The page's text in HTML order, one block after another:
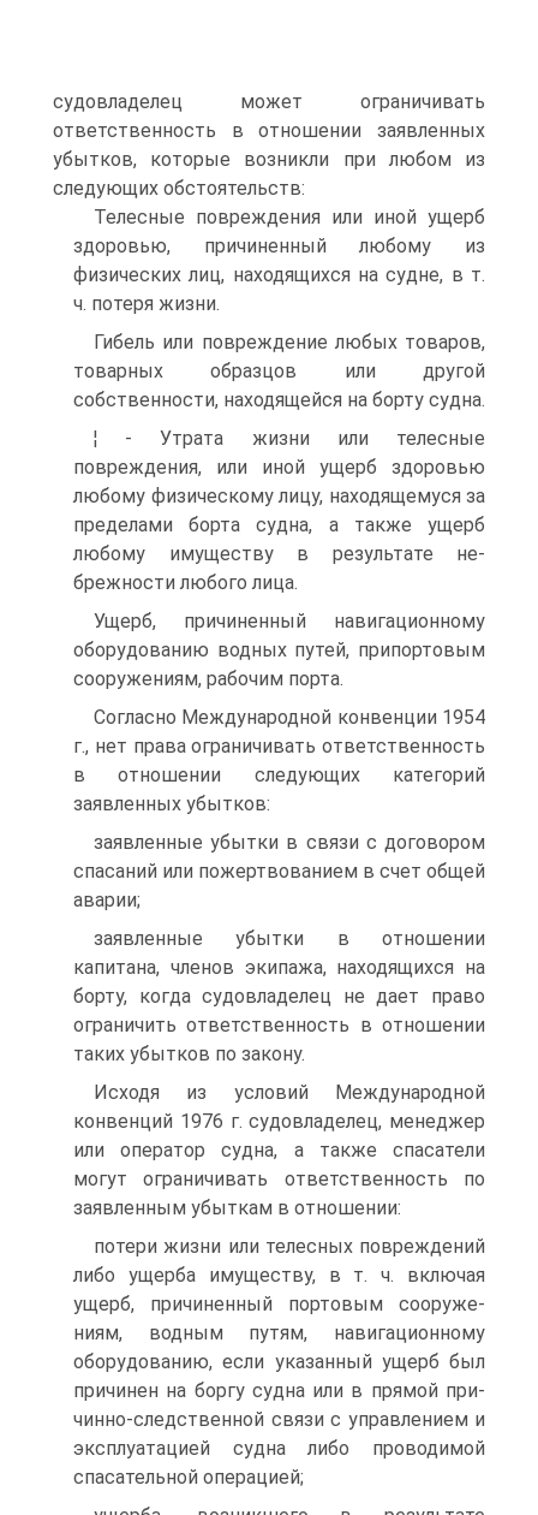
судовладелец может ограничивать
ответственность в отношении заявленных
убытков, которые возникли при любом из
следующих обстоятельств:
Телесные повреждения или иной ущерб
здоровью, причиненный любому из
физических лиц, находящихся на судне, в т.
ч. потеря жизни.
Гибель или повреждение любых товаров,
товарных образцов или другой
собственности, находящейся на борту судна.
¦ - Утрата жизни или телесные
повреждения, или иной ущерб здоровью
любому физическому лицу, находящемуся за
пределами борта судна, а также ущерб
любому имуществу в результате не-
брежности любого лица.
Ущерб, причиненный навигационному
оборудованию водных путей, припортовым
сооружениям, рабочим порта.
Согласно Международной конвенции 1954
г., нет права ограничивать ответственность
в отношении следующих категорий
заявленных убытков:
заявленные убытки в связи с договором
спасаний или пожертвованием в счет общей
аварии;
заявленные убытки в отношении
капитана, членов экипажа, находящихся на
борту, когда судовладелец не дает право
ограничить ответственность в отношении
таких убытков по закону.
Исходя из условий Международной
конвенций 1976 г. судовладелец, менеджер
или оператор судна, а также спасатели
могут ограничивать ответственность по
заявленным убыткам в отношении:
потери жизни или телесных повреждений
либо ущерба имуществу, в т. ч. включая
ущерб, причиненный портовым сооруже-
ниям, водным путям, навигационному
оборудованию, если указанный ущерб был
причинен на боргу судна или в прямой при-
чинно-следственной связи с управлением и
эксплуатацией судна либо проводимой
спасательной операцией;